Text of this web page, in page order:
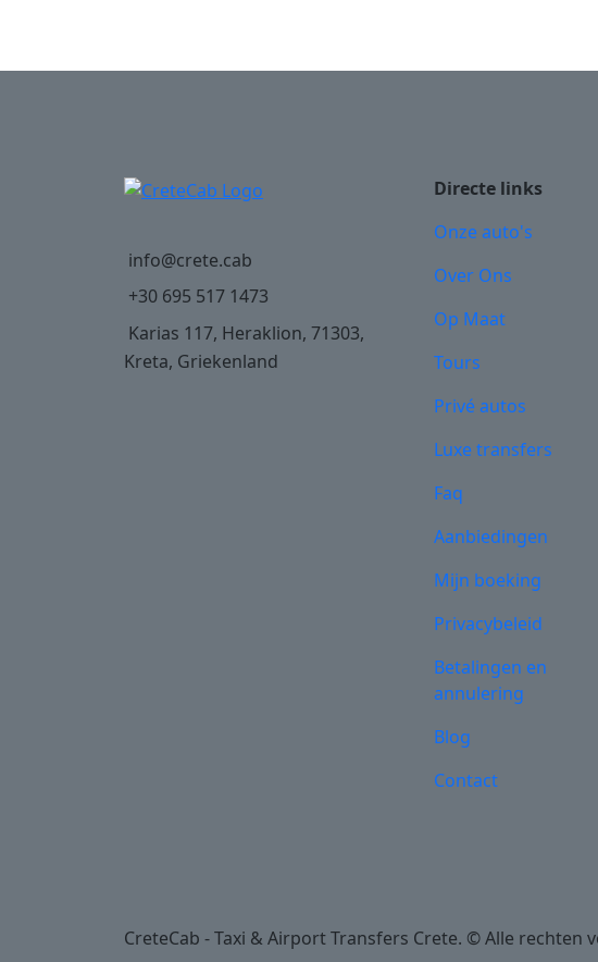
info@crete.cab
+30 695 517 1473
Karias 117, Heraklion, 71303,
Kreta, Griekenland
Directe links
Onze auto's
Over Ons
Op Maat
Tours
Privé autos
Luxe transfers
Faq
Aanbiedingen
Mijn boeking
Privacybeleid
Betalingen en
annulering
Blog
Contact
CreteCab - Taxi & Airport Transfers Crete. © Alle rechten